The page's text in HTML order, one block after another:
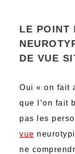
LE POINT
DE VUE
Oui « on fait
que l’on fait
pas les
vue
ne